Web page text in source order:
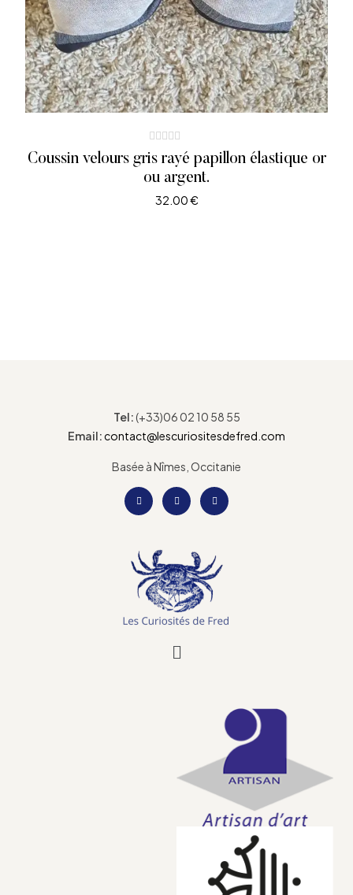
Coussin velours gris rayé papillon élastique or
ou argent.
32.00€
Tel:(+33)06 02 10 58 55
Email:contact@lescuriositesdefred.com
Basée à Nîmes, Occitanie